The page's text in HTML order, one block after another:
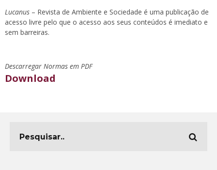
Lucanus – Revista de Ambiente e Sociedade é uma publicação de
acesso livre pelo que o acesso aos seus conteúdos é imediato e
sem barreiras.
Descarregar Normas em PDF
Download